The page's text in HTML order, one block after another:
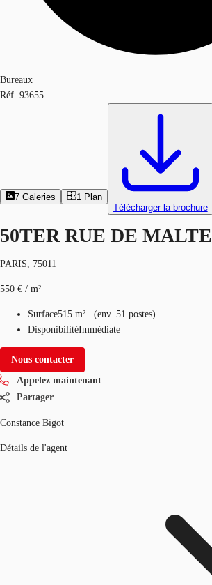
Bureaux
Réf. 93655
7 Galeries 1 Plan
Télécharger la brochure
50TER RUE DE MALTE
PARIS, 75011
550 € / m²
Surface515 m² (env. 51 postes)
DisponibilitéImmédiate
Nous contacter
Appelez maintenant
Partager
Constance Bigot
Détails de l'agent